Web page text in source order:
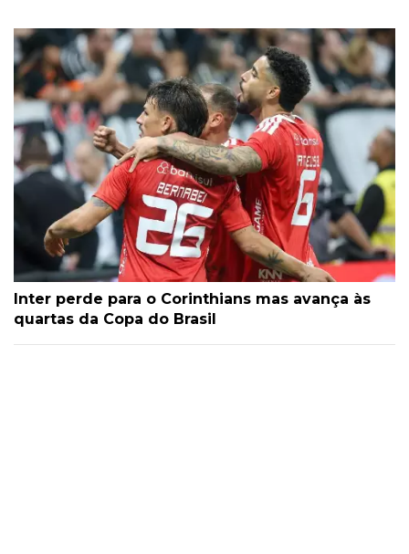
Inter perde para o Corinthians mas avança às
quartas da Copa do Brasil